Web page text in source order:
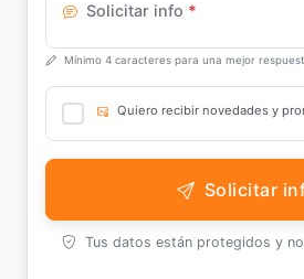
Solicitar info *
Mínimo 4 caracteres para una mejor
Quiero recibir novedades y
Solicitar
Tus datos están protegidos y